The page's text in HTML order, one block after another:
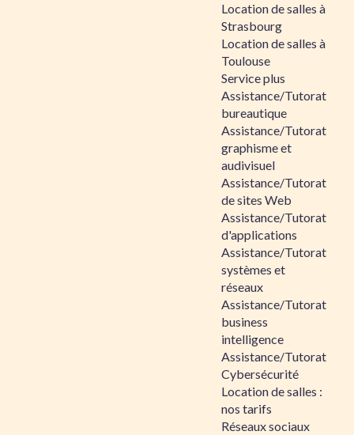
Location de salles à
Strasbourg
Location de salles à
Toulouse
Service plus
Assistance/Tutorat
bureautique
Assistance/Tutorat
graphisme et
audivisuel
Assistance/Tutorat
de sites Web
Assistance/Tutorat
d'applications
Assistance/Tutorat
systèmes et
réseaux
Assistance/Tutorat
business
intelligence
Assistance/Tutorat
Cybersécurité
Location de salles :
nos tarifs
Réseaux sociaux